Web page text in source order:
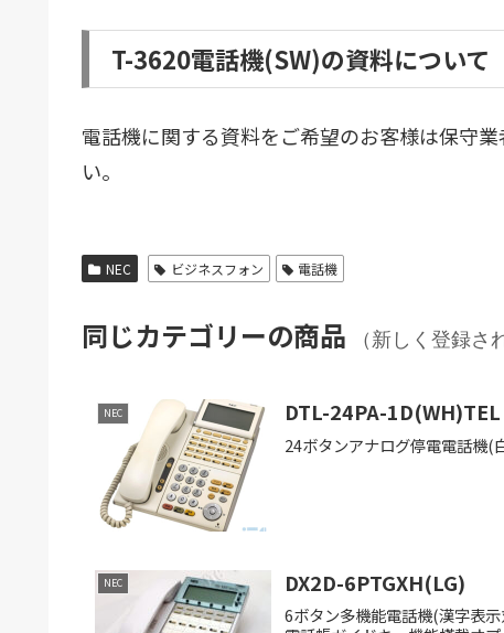
T-3620電話機(SW)の資料について
電話機に関する資料をご希望のお客様は保守
い。
NEC ビジネスフォン 電話機
同じカテゴリーの商品 （新しく登録さ
NEC DTL-24PA-1D(WH)TEL
24ボタンアナログ停電電話機(
NEC DX2D-6PTGXH(LG)
6ボタン多機能電話機(漢字表